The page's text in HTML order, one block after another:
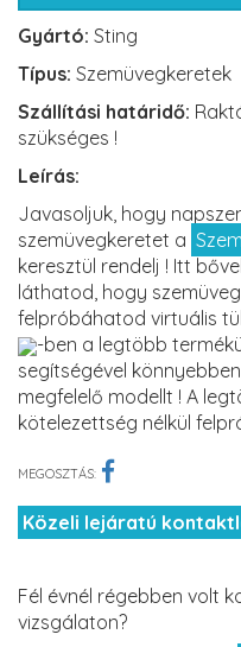
Gyártó: Sting
Típus: Szemüvegkeretek
Szállítási határidő:
szükséges !
Leírás:
Javasoljuk, hogy
szemüvegkeretet a
keresztül rendelj ! Itt
láthatod, hogy
felpróbáhatod virtuális
-ben a legtöbb
segítségével
megfelelő modellt ! A
kötelezettség nélkül
MEGOSZTÁS:
Közeli lejáratú
Fél évnél régebben volt
vizsgálaton?